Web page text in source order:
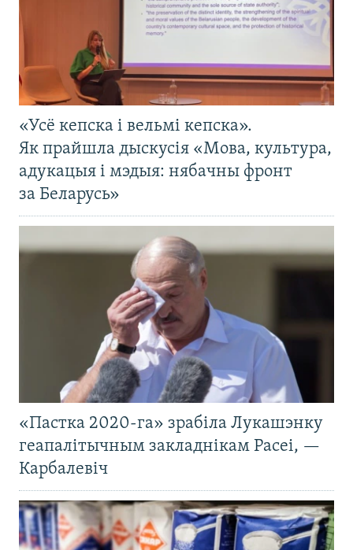
«Усё кепска і вельмі кепска».
Як прайшла дыскусія «Мова, культура,
адукацыя і мэдыя: нябачны фронт
за Беларусь»
«Пастка 2020-га» зрабіла Лукашэнку
геапалітычным закладнікам Расеі, —
Карбалевіч